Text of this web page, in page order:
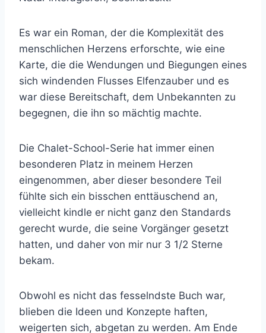
Es war ein Roman, der die Komplexität des
menschlichen Herzens erforschte, wie eine
Karte, die die Wendungen und Biegungen eines
sich windenden Flusses Elfenzauber und es
war diese Bereitschaft, dem Unbekannten zu
begegnen, die ihn so mächtig machte.
Die Chalet-School-Serie hat immer einen
besonderen Platz in meinem Herzen
eingenommen, aber dieser besondere Teil
fühlte sich ein bisschen enttäuschend an,
vielleicht kindle er nicht ganz den Standards
gerecht wurde, die seine Vorgänger gesetzt
hatten, und daher von mir nur 3 1/2 Sterne
bekam.
Obwohl es nicht das fesselndste Buch war,
blieben die Ideen und Konzepte haften,
weigerten sich, abgetan zu werden. Am Ende